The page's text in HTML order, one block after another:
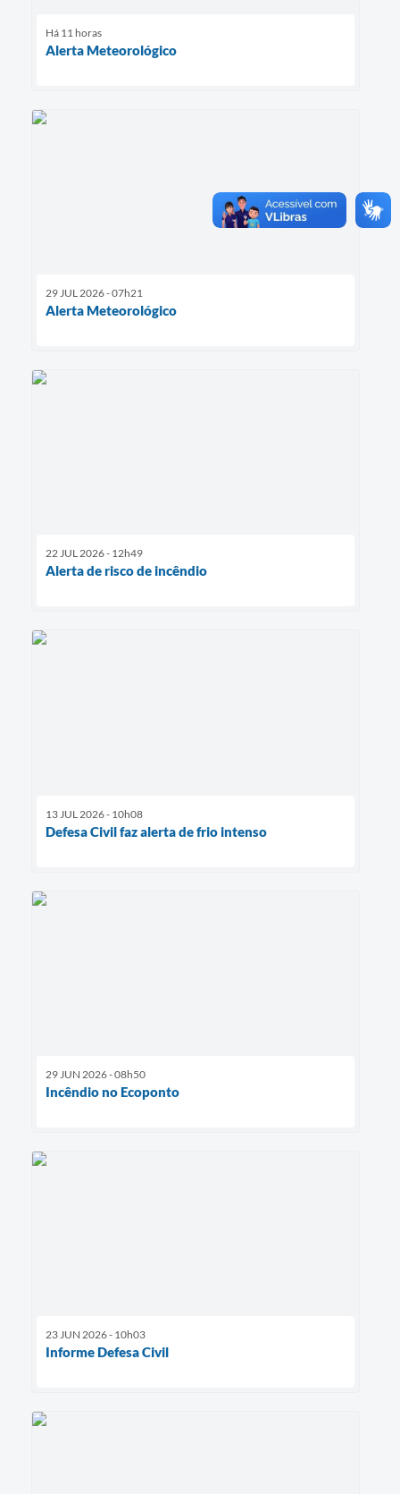
Há 11 horas
Alerta Meteorológico
29 JUL 2026 - 07h21
Alerta Meteorológico
22 JUL 2026 - 12h49
Alerta de risco de incêndio
13 JUL 2026 - 10h08
Defesa Civil faz alerta de frio intenso
29 JUN 2026 - 08h50
Incêndio no Ecoponto
23 JUN 2026 - 10h03
Informe Defesa Civil